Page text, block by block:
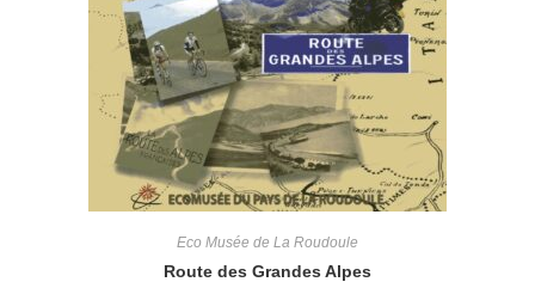
Eco Musée de La Roudoule
Route des Grandes Alpes